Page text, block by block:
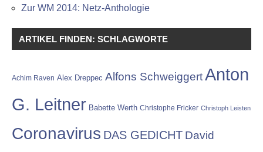
Zur WM 2014: Netz-Anthologie
ARTIKEL FINDEN: SCHLAGWORTE
Achim Raven Alex Dreppec Alfons SchweiggertAnton
G. Leitner Babette Werth Christophe Fricker Christoph Leisten
Coronavirus DAS GEDICHT David